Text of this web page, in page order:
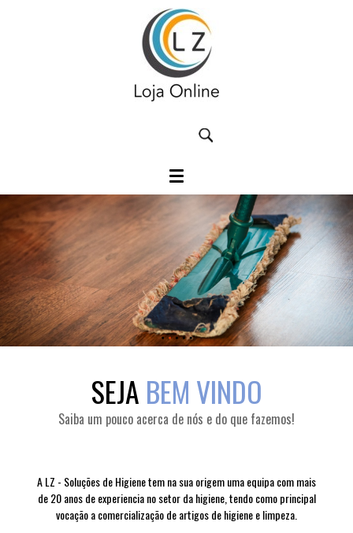
SEJA BEM VINDO
Saiba um pouco acerca de nós e do que fazemos!
A LZ - Soluções de Higiene tem na sua origem uma equipa com mais
de 20 anos de experiencia no setor da higiene, tendo como principal
vocação a comercialização de artigos de higiene e limpeza.